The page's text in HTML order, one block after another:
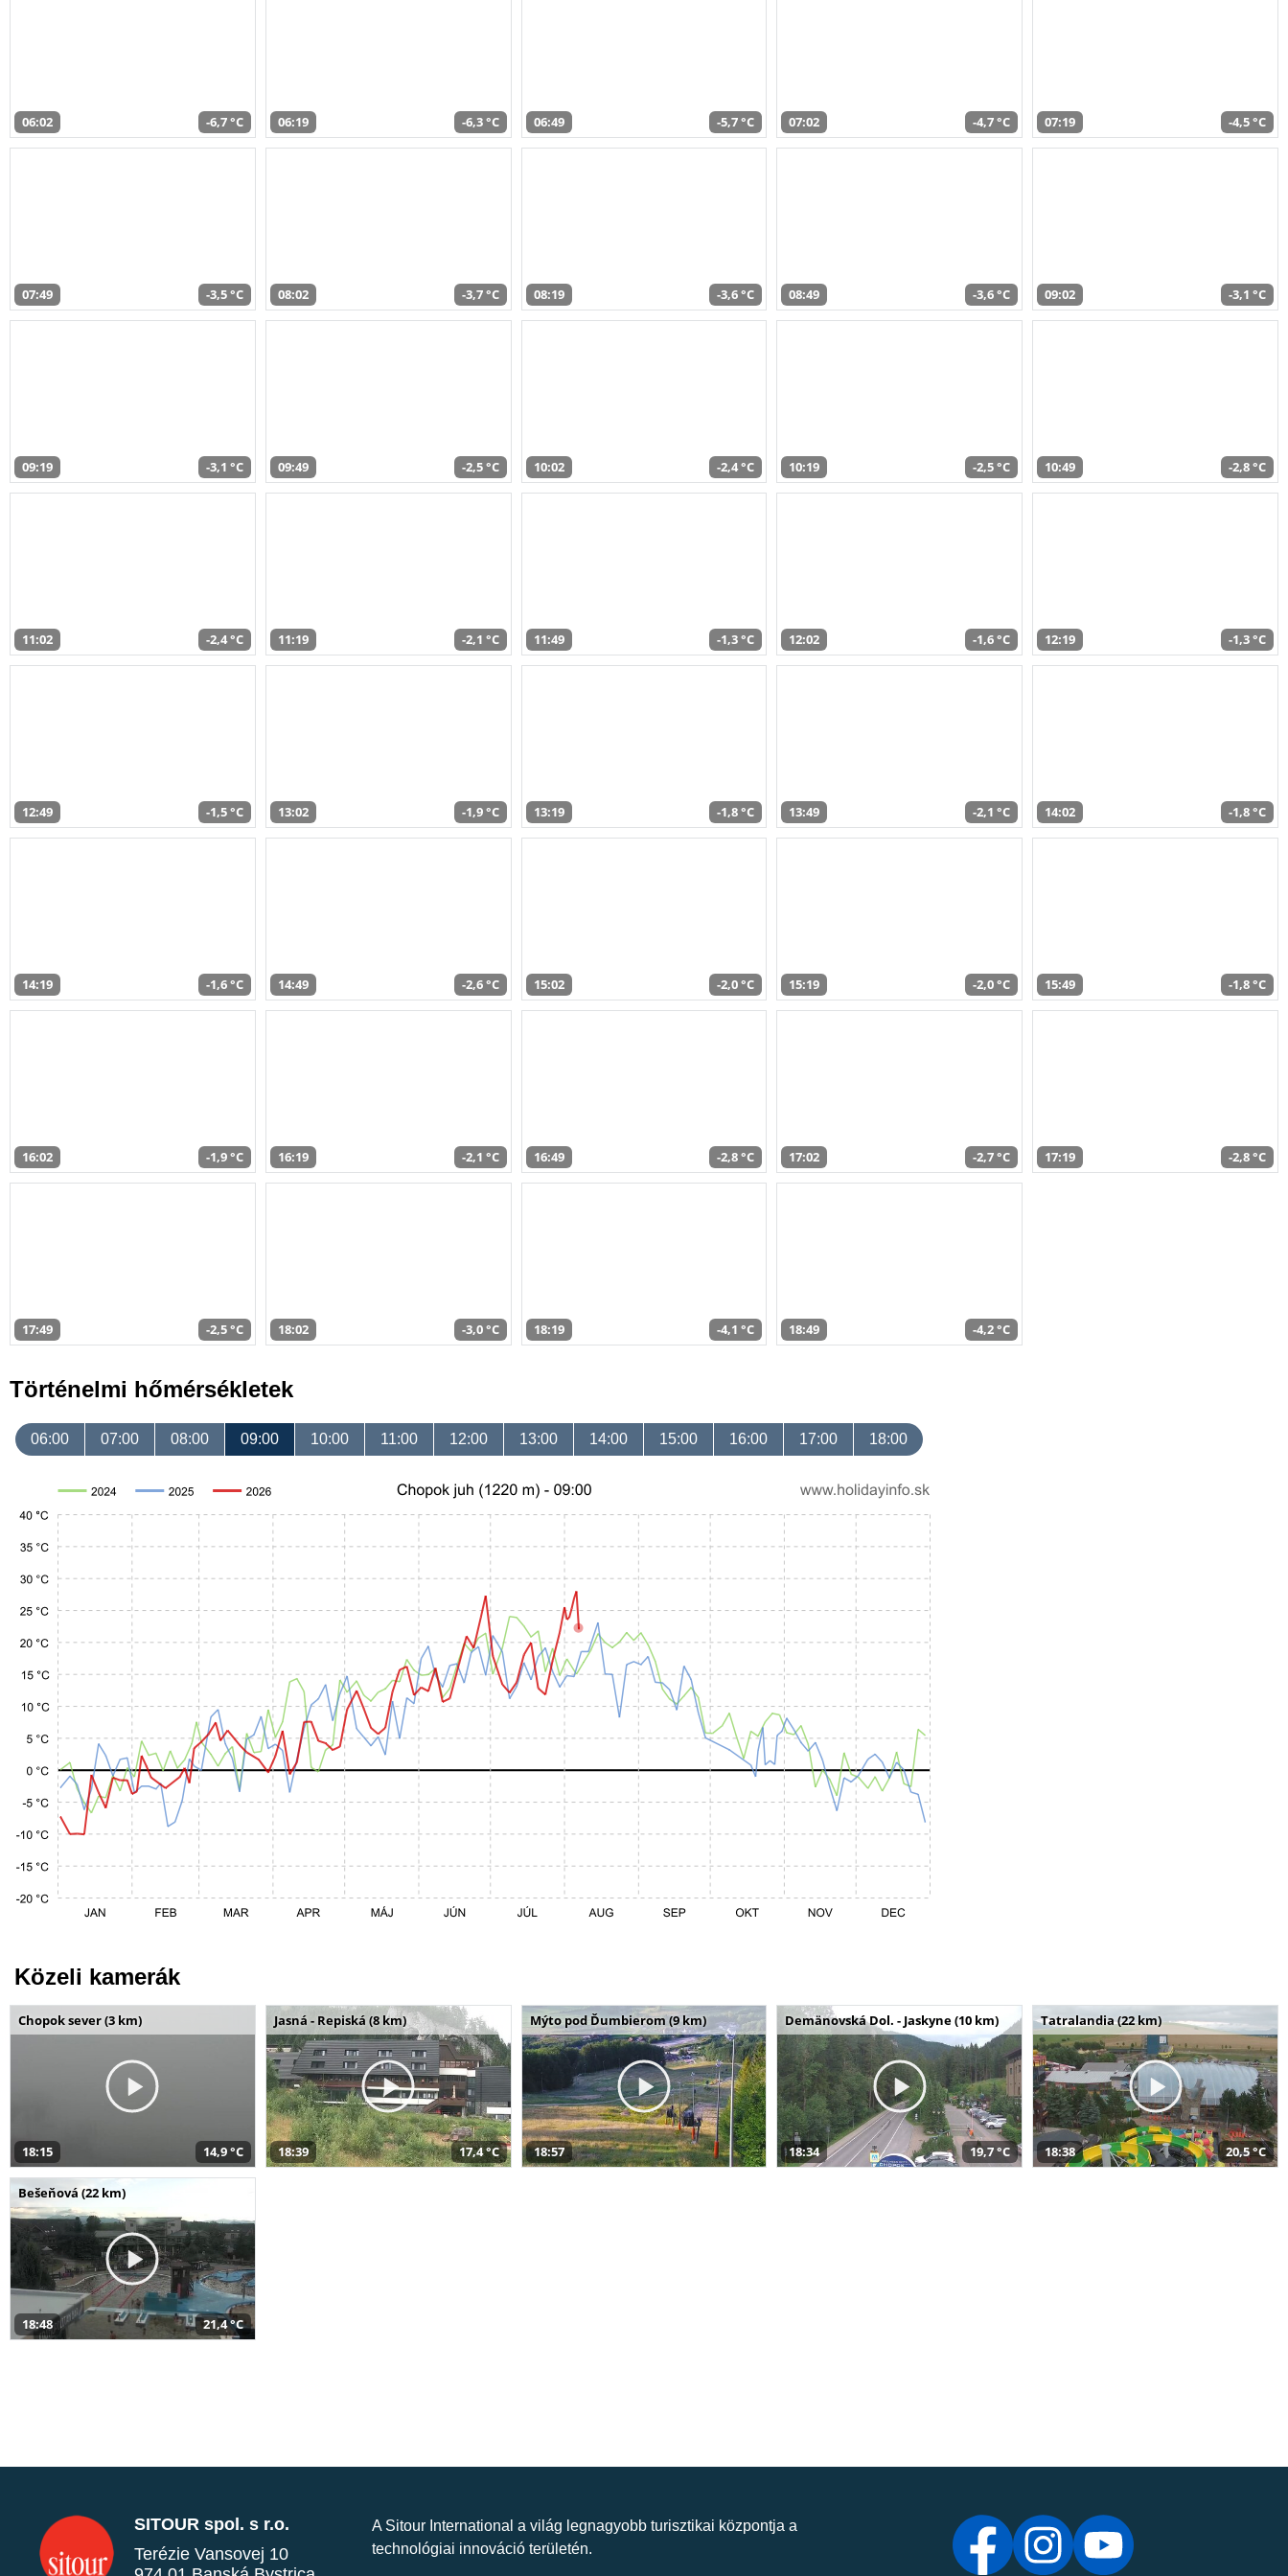
06:02 -6,7 °C 06:19 -6,3 °C 06:49 -5,7 °C 07:02 -4,7 °C 07:19 -4,5 °C
07:49 -3,5 °C 08:02 -3,7 °C 08:19 -3,6 °C 08:49 -3,6 °C 09:02 -3,1 °C
09:19 -3,1 °C 09:49 -2,5 °C 10:02 -2,4 °C 10:19 -2,5 °C 10:49 -2,8 °C
11:02 -2,4 °C 11:19 -2,1 °C 11:49 -1,3 °C 12:02 -1,6 °C 12:19 -1,3 °C
12:49 -1,5 °C 13:02 -1,9 °C 13:19 -1,8 °C 13:49 -2,1 °C 14:02 -1,8 °C
14:19 -1,6 °C 14:49 -2,6 °C 15:02 -2,0 °C 15:19 -2,0 °C 15:49 -1,8 °C
16:02 -1,9 °C 16:19 -2,1 °C 16:49 -2,8 °C 17:02 -2,7 °C 17:19 -2,8 °C
17:49 -2,5 °C 18:02 -3,0 °C 18:19 -4,1 °C 18:49 -4,2 °C
Történelmi hőmérsékletek
06:00 07:00 08:00 09:00 10:00 11:00 12:00 13:00 14:00 15:00 16:00 17:00 18:00
Közeli kamerák
Chopok sever (3 km)
18:15 14,9 °C
Jasná - Repiská (8 km)
18:39 17,4 °C
Mýto pod Ďumbierom (9 km)
18:57
Demänovská Dol. - Jaskyne (10 km)
18:34 19,7 °C
Tatralandia (22 km)
18:38 20,5 °C
Bešeňová (22 km)
18:48 21,4 °C
SITOUR spol. s r.o.
Terézie Vansovej 10
A Sitour International a világ legnagyobb turisztikai központja a
technológiai innováció területén.